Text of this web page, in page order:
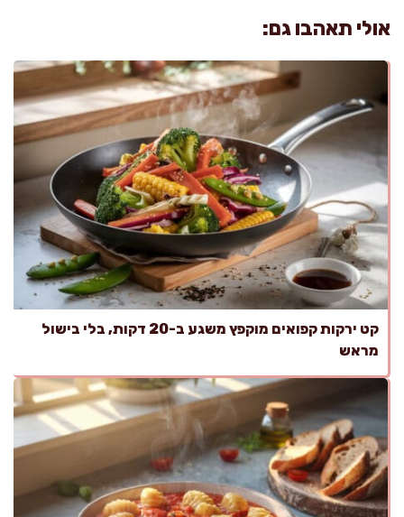
אולי תאהבו גם:
קט ירקות קפואים מוקפץ משגע ב-20 דקות, בלי בישול
מראש